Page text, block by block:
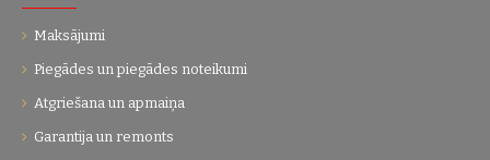
Maksājumi
Piegādes un piegādes noteikumi
Atgriešana un apmaiņa
Garantija un remonts